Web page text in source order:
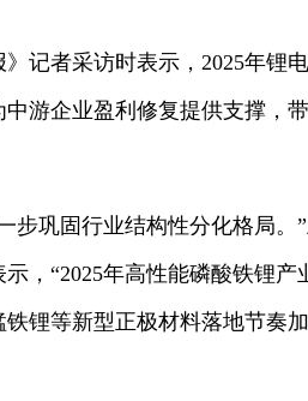
记者采访时表示，2025年锂
游企业盈利修复提供支撑，
步巩固行业结构性分化格局。
，“2025年高性能磷酸铁锂产
锂等新型正极材料落地节奏